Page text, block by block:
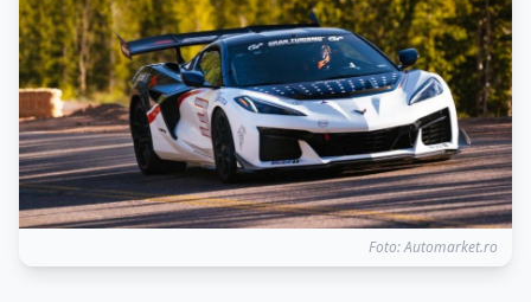
Foto: Automarket.ro